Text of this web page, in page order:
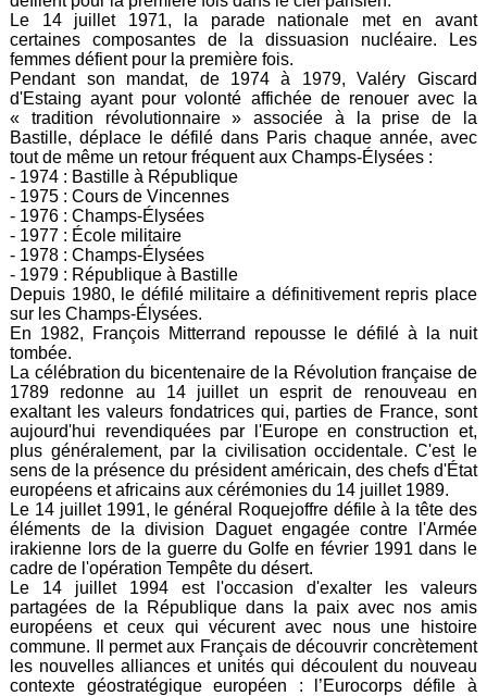
Le 14 juillet 1971, la parade nationale met en avant
certaines composantes de la dissuasion nucléaire. Les
femmes défient pour la première fois.
Pendant son mandat, de 1974 à 1979, Valéry Giscard
d'Estaing ayant pour volonté affichée de renouer avec la
« tradition révolutionnaire » associée à la prise de la
Bastille, déplace le défilé dans Paris chaque année, avec
tout de même un retour fréquent aux Champs-Élysées :
- 1974 : Bastille à République
- 1975 : Cours de Vincennes
- 1976 : Champs-Élysées
- 1977 : École militaire
- 1978 : Champs-Élysées
- 1979 : République à Bastille
Depuis 1980, le défilé militaire a définitivement repris place
sur les Champs-Élysées.
En 1982, François Mitterrand repousse le défilé à la nuit
tombée.
La célébration du bicentenaire de la Révolution française de
1789 redonne au 14 juillet un esprit de renouveau en
exaltant les valeurs fondatrices qui, parties de France, sont
aujourd'hui revendiquées par l'Europe en construction et,
plus généralement, par la civilisation occidentale. C'est le
sens de la présence du président américain, des chefs d'État
européens et africains aux cérémonies du 14 juillet 1989.
Le 14 juillet 1991, le général Roquejoffre défile à la tête des
éléments de la division Daguet engagée contre l'Armée
irakienne lors de la guerre du Golfe en février 1991 dans le
cadre de l'opération Tempête du désert.
Le 14 juillet 1994 est l'occasion d'exalter les valeurs
partagées de la République dans la paix avec nos amis
européens et ceux qui vécurent avec nous une histoire
commune. Il permet aux Français de découvrir concrètement
les nouvelles alliances et unités qui découlent du nouveau
contexte géostratégique européen : l’Eurocorps défile à